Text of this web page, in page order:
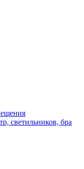
светильников, бра